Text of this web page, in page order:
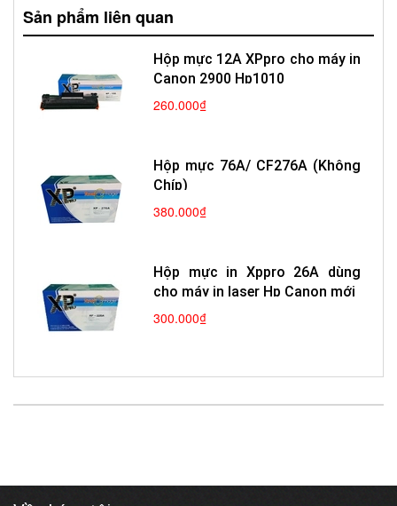
Sản phẩm liên quan
Hộp mực 12A XPpro cho máy in
Canon 2900 Hp1010
260.000₫
Hộp mực 76A/ CF276A (Không
Chíp)
380.000₫
Hộp mực in Xppro 26A dùng
cho máy in laser Hp Canon mới
300.000₫